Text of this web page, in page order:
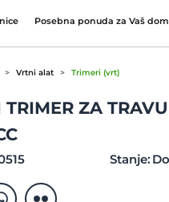
Posebna ponuda za Vaš dom
Vrtni alat Trimeri (vrt)
ZA TRAVU
Stanje: